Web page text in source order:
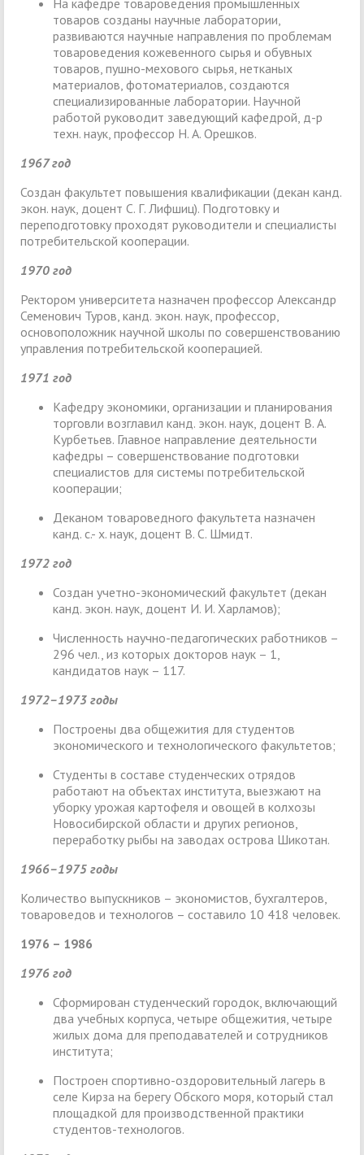
товаров созданы научные лаборатории,
развиваются научные направления по проблемам
товароведения кожевенного сырья и обувных
товаров, пушно-мехового сырья, нетканых
материалов, фотоматериалов, создаются
специализированные лаборатории. Научной
работой руководит заведующий кафедрой, д-р
техн. наук, профессор Н. А. Орешков.
1967 год
Создан факультет повышения квалификации (декан канд.
экон. наук, доцент С. Г. Лифшиц). Подготовку и
переподготовку проходят руководители и специалисты
потребительской кооперации.
1970 год
Ректором университета назначен профессор Александр
Семенович Туров, канд. экон. наук, профессор,
основоположник научной школы по совершенствованию
управления потребительской кооперацией.
1971 год
Кафедру экономики, организации и планирования
торговли возглавил канд. экон. наук, доцент В. А.
Курбетьев. Главное направление деятельности
кафедры – совершенствование подготовки
специалистов для системы потребительской
кооперации;
Деканом товароведного факультета назначен
канд. с.- х. наук, доцент В. С. Шмидт.
1972 год
Создан учетно-экономический факультет (декан
канд. экон. наук, доцент И. И. Харламов);
Численность научно-педагогических работников –
296 чел., из которых докторов наук – 1,
кандидатов наук – 117.
1972–1973 годы
Построены два общежития для студентов
экономического и технологического факультетов;
Студенты в составе студенческих отрядов
работают на объектах института, выезжают на
уборку урожая картофеля и овощей в колхозы
Новосибирской области и других регионов,
переработку рыбы на заводах острова Шикотан.
1966–1975 годы
Количество выпускников – экономистов, бухгалтеров,
товароведов и технологов – составило 10 418 человек.
1976 – 1986
1976 год
Сформирован студенческий городок, включающий
два учебных корпуса, четыре общежития, четыре
жилых дома для преподавателей и сотрудников
института;
Построен спортивно-оздоровительный лагерь в
селе Кирза на берегу Обского моря, который стал
площадкой для производственной практики
студентов-технологов.